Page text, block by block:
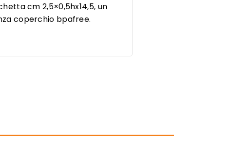
cm 2,5×0,5hx14,5, un
coperchio bpafree.